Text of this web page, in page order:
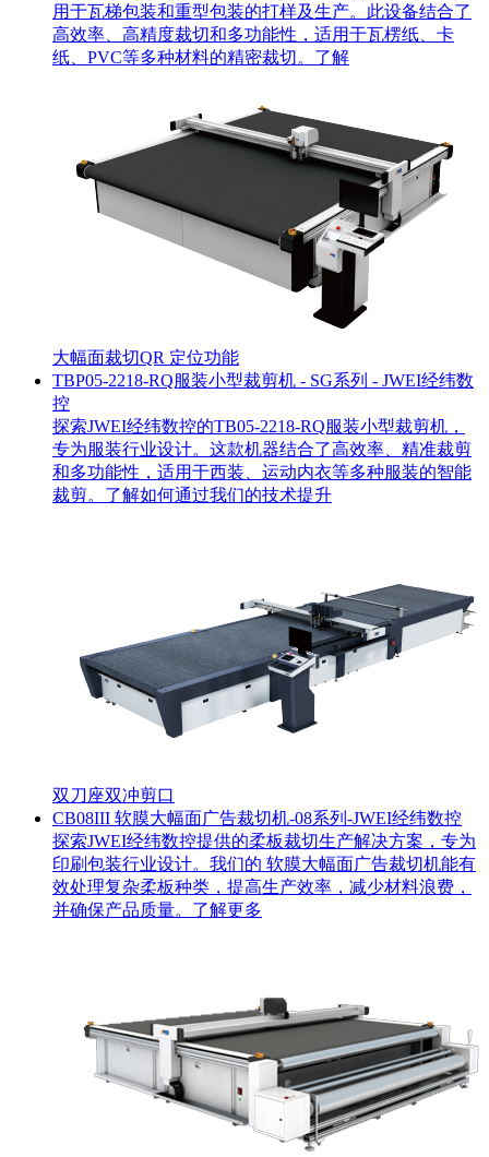
用于瓦梯包装和重型包装的打样及生产。此设备结合了
高效率、高精度裁切和多功能性，适用于瓦楞纸、卡
纸、PVC等多种材料的精密裁切。了解
大幅面裁切QR 定位功能
TBP05-2218-RQ服装小型裁剪机 - SG系列 - JWEI经纬数
控
探索JWEI经纬数控的TB05-2218-RQ服装小型裁剪机，
专为服装行业设计。这款机器结合了高效率、精准裁剪
和多功能性，适用于西装、运动内衣等多种服装的智能
裁剪。了解如何通过我们的技术提升
双刀座双冲剪口
CB08III 软膜大幅面广告裁切机-08系列-JWEI经纬数控
探索JWEI经纬数控提供的柔板裁切生产解决方案，专为
印刷包装行业设计。我们的 软膜大幅面广告裁切机能有
效处理复杂柔板种类，提高生产效率，减少材料浪费，
并确保产品质量。了解更多